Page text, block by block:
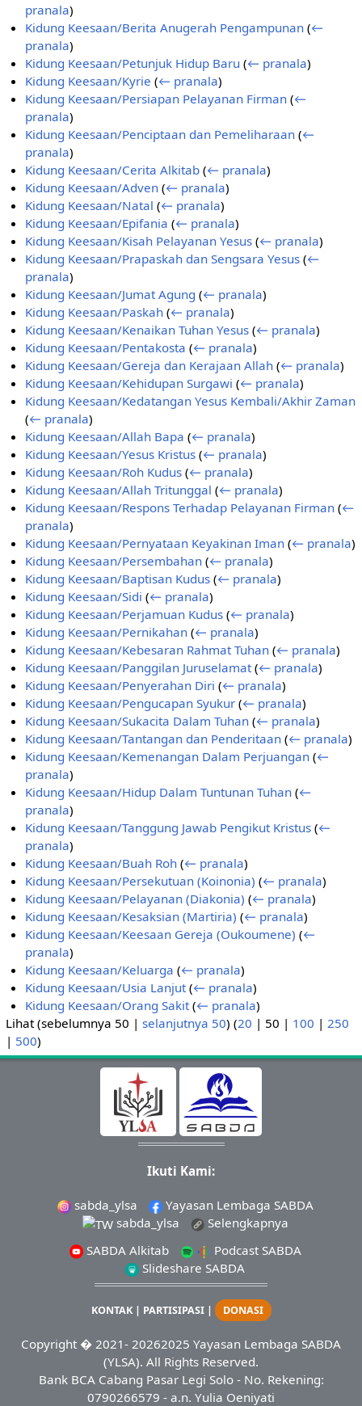
pranala)
Kidung Keesaan/Berita Anugerah Pengampunan (←
pranala)
Kidung Keesaan/Petunjuk Hidup Baru (← pranala)
Kidung Keesaan/Kyrie (← pranala)
Kidung Keesaan/Persiapan Pelayanan Firman (←
pranala)
Kidung Keesaan/Penciptaan dan Pemeliharaan (←
pranala)
Kidung Keesaan/Cerita Alkitab (← pranala)
Kidung Keesaan/Adven (← pranala)
Kidung Keesaan/Natal (← pranala)
Kidung Keesaan/Epifania (← pranala)
Kidung Keesaan/Kisah Pelayanan Yesus (← pranala)
Kidung Keesaan/Prapaskah dan Sengsara Yesus (←
pranala)
Kidung Keesaan/Jumat Agung (← pranala)
Kidung Keesaan/Paskah (← pranala)
Kidung Keesaan/Kenaikan Tuhan Yesus (← pranala)
Kidung Keesaan/Pentakosta (← pranala)
Kidung Keesaan/Gereja dan Kerajaan Allah (← pranala)
Kidung Keesaan/Kehidupan Surgawi (← pranala)
Kidung Keesaan/Kedatangan Yesus Kembali/Akhir Zaman
(← pranala)
Kidung Keesaan/Allah Bapa (← pranala)
Kidung Keesaan/Yesus Kristus (← pranala)
Kidung Keesaan/Roh Kudus (← pranala)
Kidung Keesaan/Allah Tritunggal (← pranala)
Kidung Keesaan/Respons Terhadap Pelayanan Firman (←
pranala)
Kidung Keesaan/Pernyataan Keyakinan Iman (← pranala)
Kidung Keesaan/Persembahan (← pranala)
Kidung Keesaan/Baptisan Kudus (← pranala)
Kidung Keesaan/Sidi (← pranala)
Kidung Keesaan/Perjamuan Kudus (← pranala)
Kidung Keesaan/Pernikahan (← pranala)
Kidung Keesaan/Kebesaran Rahmat Tuhan (← pranala)
Kidung Keesaan/Panggilan Juruselamat (← pranala)
Kidung Keesaan/Penyerahan Diri (← pranala)
Kidung Keesaan/Pengucapan Syukur (← pranala)
Kidung Keesaan/Sukacita Dalam Tuhan (← pranala)
Kidung Keesaan/Tantangan dan Penderitaan (← pranala)
Kidung Keesaan/Kemenangan Dalam Perjuangan (←
pranala)
Kidung Keesaan/Hidup Dalam Tuntunan Tuhan (←
pranala)
Kidung Keesaan/Tanggung Jawab Pengikut Kristus (←
pranala)
Kidung Keesaan/Buah Roh (← pranala)
Kidung Keesaan/Persekutuan (Koinonia) (← pranala)
Kidung Keesaan/Pelayanan (Diakonia) (← pranala)
Kidung Keesaan/Kesaksian (Martiria) (← pranala)
Kidung Keesaan/Keesaan Gereja (Oukoumene) (←
pranala)
Kidung Keesaan/Keluarga (← pranala)
Kidung Keesaan/Usia Lanjut (← pranala)
Kidung Keesaan/Orang Sakit (← pranala)
Lihat (sebelumnya 50 | selanjutnya 50) (20 | 50 | 100 | 250
| 500)
Ikuti Kami:
sabda_ylsa
Yayasan Lembaga SABDA
sabda_ylsa
Selengkapnya
SABDA Alkitab
Podcast SABDA
Slideshare SABDA
KONTAK| PARTISIPASI| DONASI
Copyright � 2021- 20262025 Yayasan Lembaga SABDA
(YLSA). All Rights Reserved.
Bank BCA Cabang Pasar Legi Solo - No. Rekening:
0790266579 - a.n. Yulia Oeniyati